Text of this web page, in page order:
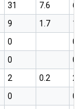
31 7.6
68
9 1.7
15
0
0
0
0
2 0.2
2
0
0